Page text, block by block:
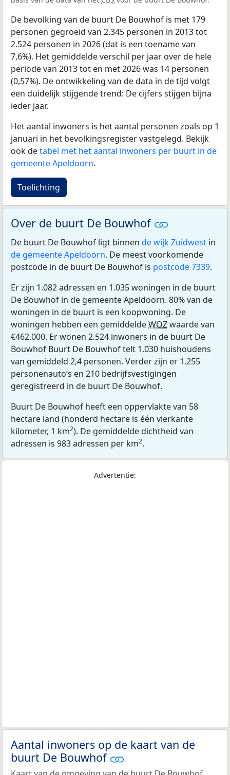
De bevolking van de buurt De Bouwhof is met 179
personen gegroeid van 2.345 personen in 2013 tot
2.524 personen in 2026 (dat is een toename van
7,6%). Het gemiddelde verschil per jaar over de hele
periode van 2013 tot en met 2026 was 14 personen
(0,57%). De ontwikkeling van de data in de tijd volgt
een duidelijk stijgende trend: De cijfers stijgen bijna
ieder jaar.
Het aantal inwoners is het aantal personen zoals op 1
januari in het bevolkingsregister vastgelegd. Bekijk
ook detabel met het aantal inwoners per buurt in de
gemeente Apeldoorn.
Toelichting
Over de buurt De Bouwhof
De buurt De Bouwhof ligt binnen de wijk Zuidwest in
de gemeente Apeldoorn. De meest voorkomende
postcode in de buurt De Bouwhof is postcode 7339.
Er zijn 1.082 adressen en 1.035 woningen in de buurt
De Bouwhof in de gemeente Apeldoorn. 80% van de
woningen in de buurt is een koopwoning. De
woningen hebben een gemiddeldeWOZwaarde van
€462.000. Er wonen 2.524 inwoners in de buurt De
Bouwhof Buurt De Bouwhof telt 1.030 huishoudens
van gemiddeld 2,4 personen. Verder zijn er 1.255
personenauto’s en 210 bedrijfsvestigingen
geregistreerd in de buurt De Bouwhof.
Buurt De Bouwhof heeft een oppervlakte van 58
hectare land (honderd hectare is één vierkante
kilometer, 1 km2). De gemiddelde dichtheid van
adressen is 983 adressen per km2.
Advertentie:
Aantal inwoners op de kaart van de
buurt De Bouwhof